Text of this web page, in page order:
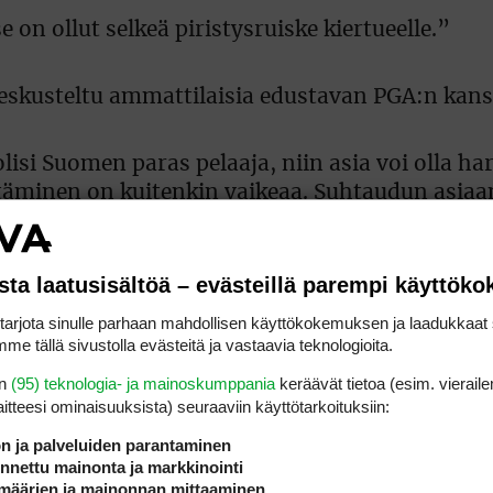
on ollut selkeä piristysruiske kiertueelle.”
ammattilaisia edustavan PGA:n
Suomen paras pelaaja, niin asia voi olla
on kuitenkin vaikeaa. Suhtaudun
toteaa Suomen PGA ry:n
siitä voisi olla ammattilaisellekin hyötyä
yleisön kuin mediankin mielenkiintoa
laatusisältöä – evästeillä parempi
sinulle parhaan mahdollisen käyttökokemuksen ja laadukkaat
tällä sivustolla evästeitä ja vastaavia teknologioita.
(95) teknologia- ja mainoskumppania keräävät tietoa (esim.
ominaisuuk­sista) seuraaviin käyttötarkoituksiin:
ja palveluiden parantaminen
mainonta ja markkinointi
ja mainonnan mittaaminen